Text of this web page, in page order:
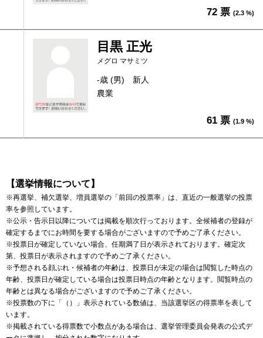
72 票 (2.3 %)
目黒 正光
メグロ マサミツ
-歳 (男)
新人
農業
61 票 (1.9 %)
【選挙情報について】
※再選挙、補欠選挙、増員選挙の「前回の投票率」は、直近の一般選挙の投票
率を参照しています。
※公示・告示日以降については掲載を順次行っております。全候補者の登録が
確定するまでにお時間を要する場合がございますので予めご了承ください。
※投票日が確定していない場合、任期満了日が表示されております。確定次
第、投票日が表示されますので予めご了承ください。
※予想される顔ぶれ・候補者の年齢は、投票日が未定の場合は閲覧した時点の
年齢、投票日が確定している場合は投票日時点の年齢となります。閲覧時点の
年齢とは異なる場合がございますので予めご了承ください。
※投票数の下に「（）」表示されている数値は、当該選挙区の得票率を表して
います。
※掲載されている得票数で小数点がある場合は、選挙管理委員会発表の公式デ